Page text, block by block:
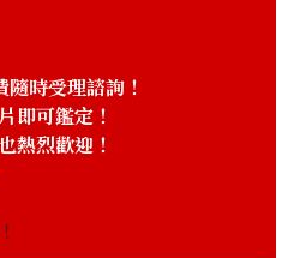
時受理諮詢！
即可鑑定！
熱烈歡迎！